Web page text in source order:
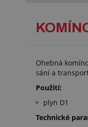
Ohebná
sání a
Použití:
plyn D1
Technické